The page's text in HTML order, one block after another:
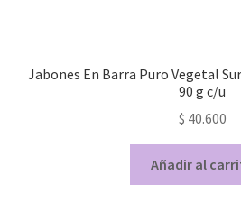
Jabones En Barra Puro Vegetal
90 g c/u
$ 40.600
Añadir al